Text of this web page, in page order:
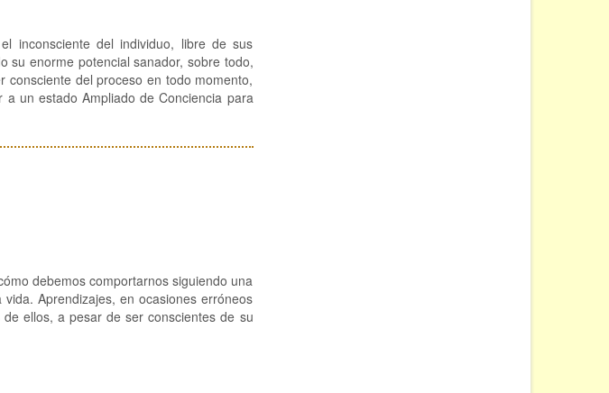
inconsciente del individuo, libre de sus
su enorme potencial sanador, sobre todo,
del proceso en todo momento,
un estado Ampliado de Conciencia para
debemos comportarnos siguiendo una
Aprendizajes, en ocasiones erróneos
ellos, a pesar de ser conscientes de su